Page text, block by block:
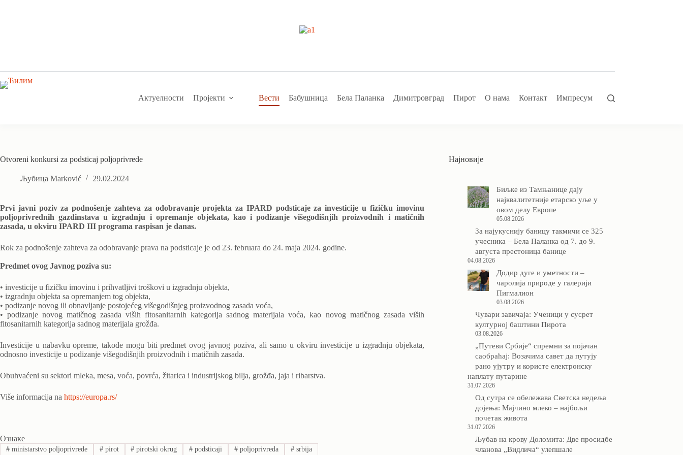
Актуелности Пројекти Вести Бабушница Бела Паланка Димитровград Пирот О нама Контакт Импресум
Otvoreni konkursi za podsticaj poljoprivrede
Љубица Marković 29.02.2024
Prvi javni poziv za podnošenje zahteva za odobravanje projekta za IPARD podsticaje za investicije u fizičku imovinu
poljoprivrednih gazdinstava u izgradnju i opremanje objekata, kao i podizanje višegodišnjih proizvodnih i matičnih
zasada, u okviru IPARD III programa raspisan je danas.
Rok za podnošenje zahteva za odobravanje prava na podsticaje je od 23. februara do 24. maja 2024. godine.
Predmet ovog Javnog poziva su:
• investicije u fizičku imovinu i prihvatljivi troškovi u izgradnju objekta,
• izgradnju objekta sa opremanjem tog objekta,
• podizanje novog ili obnavljanje postojećeg višegodišnjeg proizvodnog zasada voća,
• podizanje novog matičnog zasada viših fitosanitarnih kategorija sadnog materijala voća, kao novog matičnog zasada viših
fitosanitarnih kategorija sadnog materijala grožđa.
Investicije u nabavku opreme, takođe mogu biti predmet ovog javnog poziva, ali samo u okviru investicije u izgradnju objekata,
odnosno investicije u podizanje višegodišnjih proizvodnih i matičnih zasada.
Obuhvaćeni su sektori mleka, mesa, voća, povrća, žitarica i industrijskog bilja, grožđa, jaja i ribarstva.
Više informacija na https://europa.rs/
Ознаке
#ministarstvo poljoprivrede #pirot # pirotski okrug # podsticaji # poljoprivreda #srbija
Најновије
Биљке из Тамњанице дају
најквалитетније етарско уље у
овом делу Европе
05.08.2026
За најукуснију баницу такмичи се 325
учесника – Бела Паланка од 7. до 9.
августа престоница банице
04.08.2026
Додир дуге и уметности –
чаролија природе у галерији
Пигмалион
03.08.2026
Чувари завичаја: Ученици у сусрет
културној баштини Пирота
03.08.2026
„Путеви Србије“ спремни за појачан
саобраћај: Возачима савет да путују
рано ујутру и користе електронску
наплату путарине
31.07.2026
Од сутра се обележава Светска недеља
дојења: Мајчино млеко – најбољи
почетак живота
31.07.2026
Љубав на крову Доломита: Две просидбе
чланова „Видлича“ улепшале